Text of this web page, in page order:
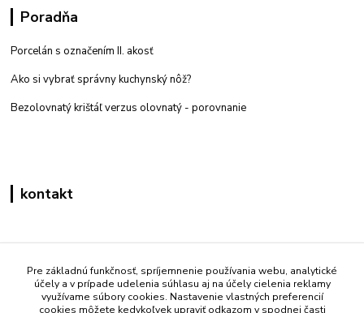
Poradňa
Porcelán s označením II. akosť
Ako si vybrať správny kuchynský nôž?
Bezolovnatý krištáľ verzus olovnatý - porovnanie
kontakt
+421 908 861 051
(Po - Pia 7:30-15:30)
Pre základnú funkčnosť, spríjemnenie používania webu, analytické
účely a v prípade udelenia súhlasu aj na účely cielenia reklamy
využívame súbory cookies. Nastavenie vlastných preferencií
cookies môžete kedykoľvek upraviť odkazom v spodnej časti